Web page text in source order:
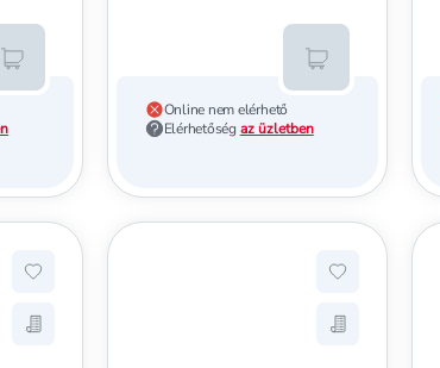
Kosárba teszem
Online nem elérhető
Elérhetőség az üzletben
Kosárba teszem
Brow&Go szemöldökgél - 1 db
Brow&Go szemöldökgél - 1 db
Hozzáadás a kedvencekhez, Hypoallergenic
Mentés a bevásárló listára, Hypoallergenic
Hozzáadás
Mentés a